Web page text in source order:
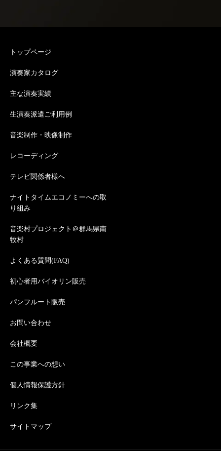
トップページ
演奏家カタログ
主な演奏実績
生演奏派遣ご利用例
音楽制作・映像制作
レコーディング
テレビ関係者様へ
ナイトタイムエコノミーへの取
り組み
音楽村プロジェクト＠群馬県南
牧村
よくある質問(FAQ)
初心者用バイオリン販売
パンフルート販売
お問い合わせ
会社概要
この事業への想い
個人情報保護方針
リンク集
サイトマップ